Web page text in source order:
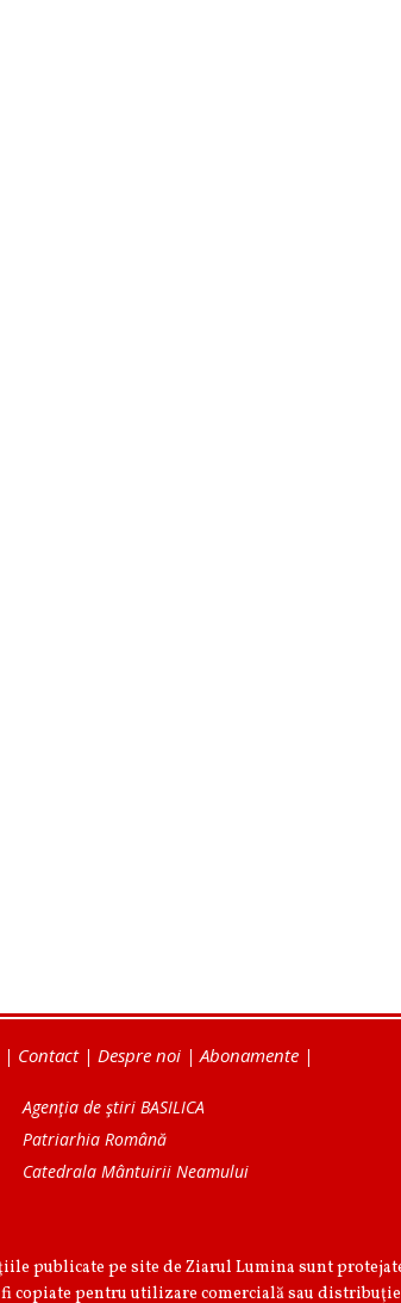
| Contact| Despre noi |Abonamente |
Agenţia de ştiri BASILICA
Patriarhia Română
Catedrala Mântuirii Neamului
publicate pe site de Ziarul Lumina sunt
copiate pentru utilizare comercială sau